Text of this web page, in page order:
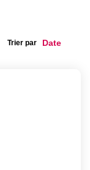
Trier par